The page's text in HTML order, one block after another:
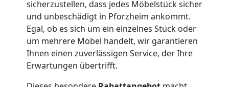
sicherzustellen, dass jedes Möbelstück sicher
und unbeschädigt in Pforzheim ankommt.
Egal, ob es sich um ein einzelnes Stück oder
um mehrere Möbel handelt, wir garantieren
Ihnen einen zuverlässigen Service, der Ihre
Erwartungen übertrifft.
Wolfsberg
Full-
Service-